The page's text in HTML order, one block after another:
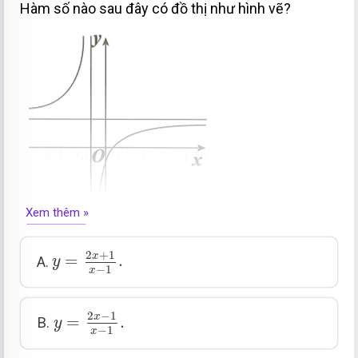
Hàm số nào sau đây có đồ thị như hình vẽ?
Xem thêm »
A. y = 2x+1
x−1 .
x+1 x
B. y = 2x−1
x−1 .
x−1 x